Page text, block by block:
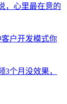
，心里最在意的
户开发模式你
个月没效果，